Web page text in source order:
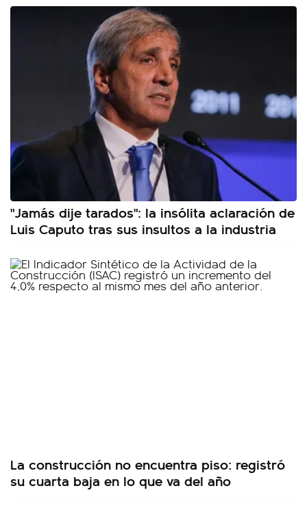
"Jamás dije tarados": la insólita aclaración de
Luis Caputo tras sus insultos a la industria
La construcción no encuentra piso: registró
su cuarta baja en lo que va del año